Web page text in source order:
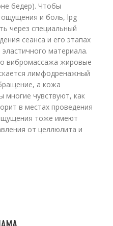
бедер). Чтобы
и боль, lpg
через специальный
сеанса и его этапах
материала.
вибромассажа жировые
лимфодренажный
а кожа
многие чувствуют, как
в местах проведения
тоже имеют
от целлюлита и